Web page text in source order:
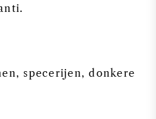
specerijen, donkere